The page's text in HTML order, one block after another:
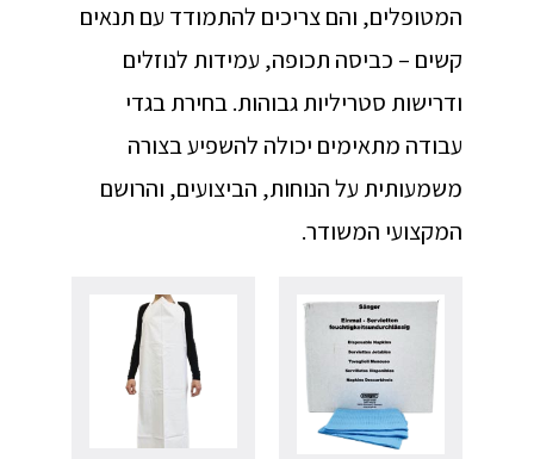
המטופלים, והם צריכים להתמודד עם תנאים
קשים – כביסה תכופה, עמידות לנוזלים
ודרישות סטריליות גבוהות. בחירת בגדי
עבודה מתאימים יכולה להשפיע בצורה
משמעותית על הנוחות, הביצועים, והרושם
המקצועי המשודר.